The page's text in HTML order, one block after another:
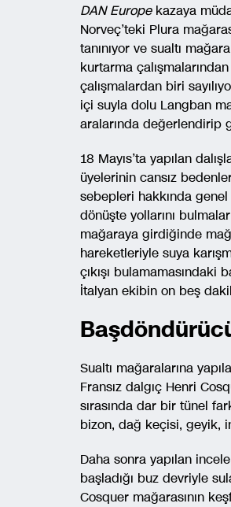
DAN Europekazaya
Norveç’teki Plura
tanınıyor ve sualtı
kurtarma
çalışmalardan biri
içi suyla dolu Langban
aralarında değerlendirip
18 Mayıs’ta yapılan
üyelerinin cansız
sebepleri hakkında
dönüşte yollarını
mağaraya girdiğinde
hareketleriyle suya
çıkışı
İtalyan ekibin on beş
Sualtı mağaralarına
Fransız dalgıç Henri
sırasında dar bir tünel
bizon, dağ keçisi, geyik,
Daha sonra yapılan
başladığı buz devriyle
Cosquer mağarasının